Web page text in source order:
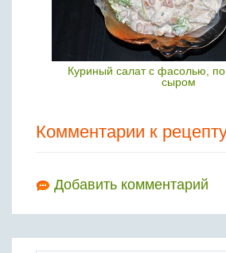
Куриный салат с фасолью,
сыром
Комментарии к
Добавить комментарий